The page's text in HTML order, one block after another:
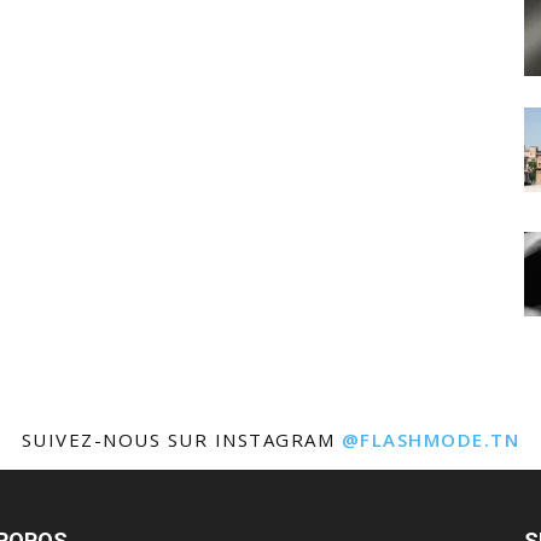
SUIVEZ-NOUS SUR INSTAGRAM @FLASHMODE.TN